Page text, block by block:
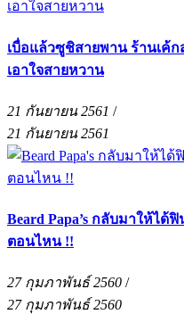
เบื่อแล้วซูชิสายพาน ร้านเค้
เอาใจสายหวาน
21 กันยายน 2561 /
21 กันยายน 2561
Beard Papa’s กลับมาให้ไ
ตอนไหน !!
27 กุมภาพันธ์ 2560 /
27 กุมภาพันธ์ 2560